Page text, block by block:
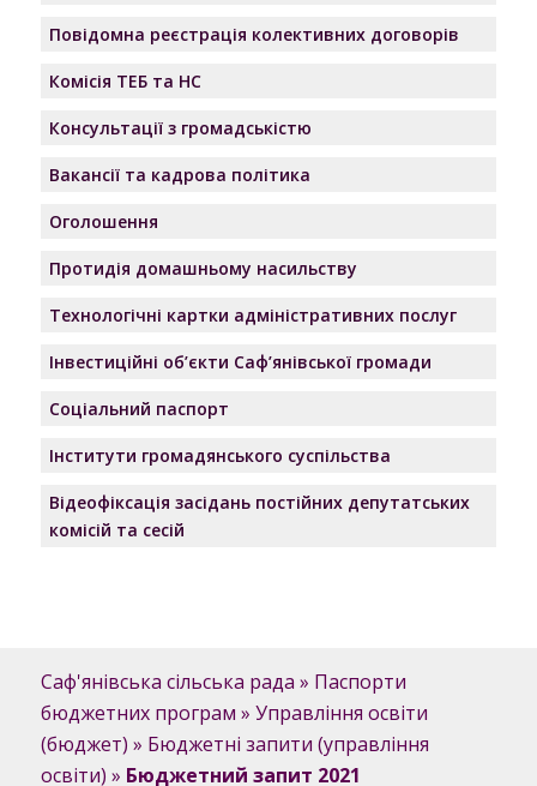
Повідомна реєстрація колективних договорів
Комісія ТЕБ та НС
Консультації з громадськістю
Вакансії та кадрова політика
Оголошення
Протидія домашньому насильству
Технологічні картки адміністративних послуг
Інвестиційні об’єкти Саф’янівської громади
Соціальний паспорт
Інститути громадянського суспільства
Відеофіксація засідань постійних депутатських
комісій та сесій
Саф'янівська сільська рада » Паспорти
бюджетних програм » Управління освіти
(бюджет) » Бюджетні запити (управління
освіти) » Бюджетний запит 2021